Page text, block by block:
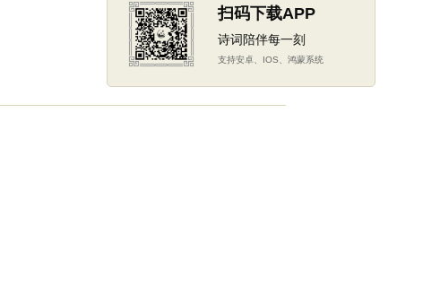
扫码下载APP
诗词陪伴每一刻
支持安卓、IOS、鸿蒙系统